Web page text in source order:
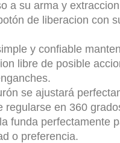
a su arma y
de liberacion con
y confiable
libre de posible
se ajustará
regularse en 360
funda perfectamente
o preferencia.